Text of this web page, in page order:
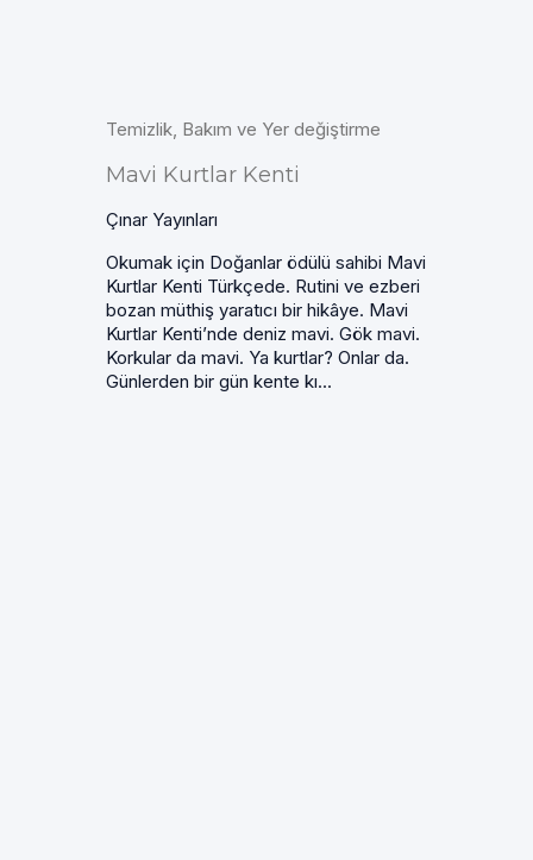
Temizlik, Bakım ve Yer değiştirme
Mavi Kurtlar Kenti
Çınar Yayınları
Okumak için Doğanlar ödülü sahibi Mavi
Kurtlar Kenti Türkçede. Rutini ve ezberi
bozan müthiş yaratıcı bir hikâye. Mavi
Kurtlar Kenti’nde deniz mavi. Gök mavi.
Korkular da mavi. Ya kurtlar? Onlar da.
Günlerden bir gün kente kı...